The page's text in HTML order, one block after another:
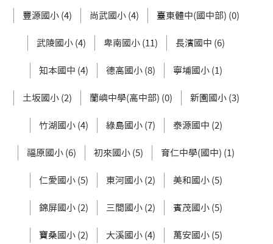
豐源國小 (4) 尚武國小 (4) 臺東體中(國中部) (0)
武陵國小 (4) 卑南國小 (11) 長濱國中 (6)
知本國中 (4) 德高國小 (8) 寧埔國小 (1)
土坂國小 (2) 蘭嶼中學(高中部) (0) 新園國小 (3)
竹湖國小 (4) 綠島國小 (7) 泰源國中 (2)
福原國小 (6) 初來國小 (5) 育仁中學(國中) (1)
仁愛國小 (5) 東河國小 (2) 美和國小 (5)
錦屏國小 (2) 三間國小 (2) 賓茂國小 (5)
寶桑國小 (2) 大溪國小 (4) 萬安國小 (5)